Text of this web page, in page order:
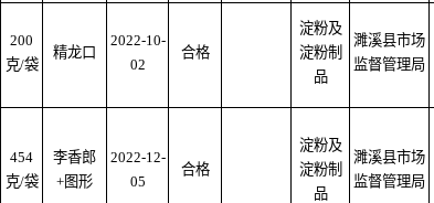
200
克/袋
精龙口
2022-10-
02
合格
淀粉及
淀粉制
品
濉溪县市场
监督管理局
454
克/袋
李香郎
+图形
2022-12-
05
合格
淀粉及
淀粉制
品
濉溪县市场
监督管理局